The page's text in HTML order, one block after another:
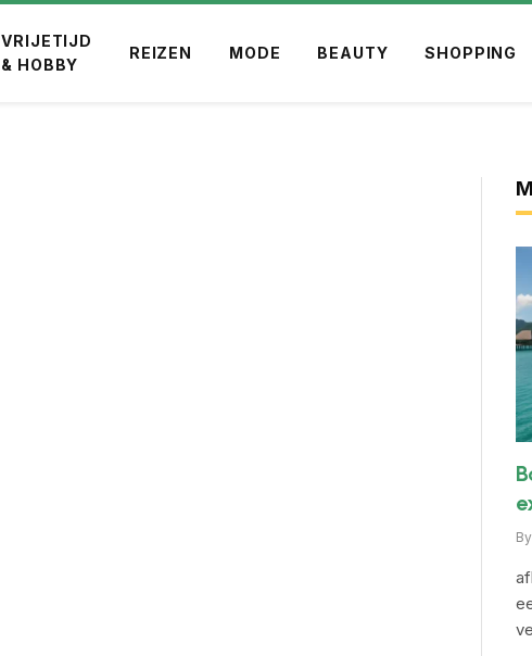
VRIJETIJD
& HOBBY
REIZEN MODE BEAUTY SHOPPING
By